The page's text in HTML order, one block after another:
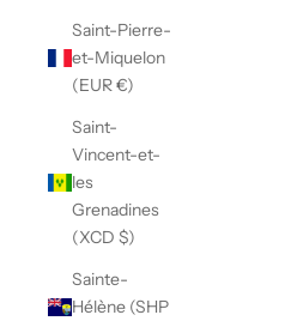
Saint-Pierre-
et-Miquelon
(EUR €)
Saint-
Vincent-et-
les
Grenadines
(XCD $)
Sainte-
Hélène (SHP